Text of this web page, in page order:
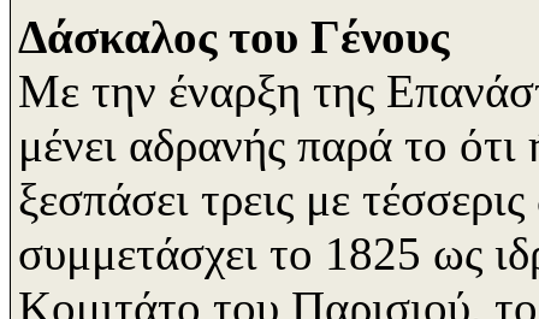
Δάσκαλος του Γένους
Με την έναρξη της
μένει αδρανής παρά το
ξεσπάσει τρεις με
συμμετάσχει το 1825 ως
Κομιτάτο του Παρισιού,